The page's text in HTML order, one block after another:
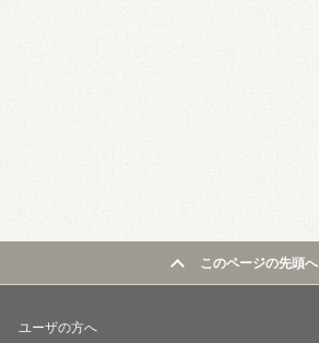
このページの先頭へ
ユーザの方へ